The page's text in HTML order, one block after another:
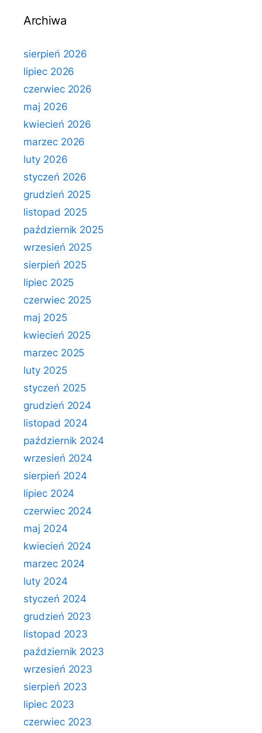
Archiwa
sierpień 2026
lipiec 2026
czerwiec 2026
maj 2026
kwiecień 2026
marzec 2026
luty 2026
styczeń 2026
grudzień 2025
listopad 2025
październik 2025
wrzesień 2025
sierpień 2025
lipiec 2025
czerwiec 2025
maj 2025
kwiecień 2025
marzec 2025
luty 2025
styczeń 2025
grudzień 2024
listopad 2024
październik 2024
wrzesień 2024
sierpień 2024
lipiec 2024
czerwiec 2024
maj 2024
kwiecień 2024
marzec 2024
luty 2024
styczeń 2024
grudzień 2023
listopad 2023
październik 2023
wrzesień 2023
sierpień 2023
lipiec 2023
czerwiec 2023